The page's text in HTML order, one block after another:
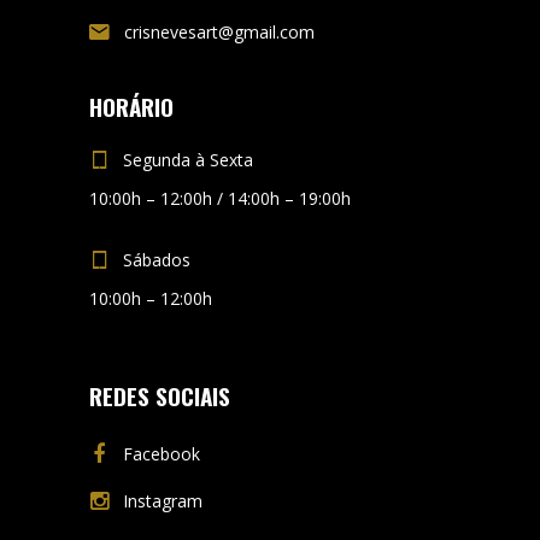
crisnevesart@gmail.com
HORÁRIO
Segunda à Sexta
10:00h – 12:00h / 14:00h – 19:00h
Sábados
10:00h – 12:00h
REDES SOCIAIS
Facebook
Instagram